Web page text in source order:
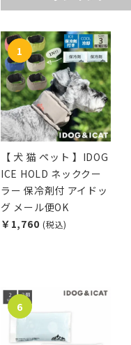
【 犬 猫 ペット 】IDOG
ICE HOLD ネッククー
ラー 保冷剤付 アイドッ
グ メール便OK
￥1,760 (税込)